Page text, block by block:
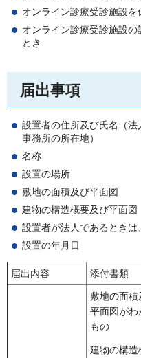
オンライン診療受診施設
オンライン診療受診施設
とき
届出事項
設置者の住所及び氏名（
事務所の所在地）
名称
設置の場所
敷地の面積及び平面図
建物の構造概要及び平面図
設置者が法人であるときは
設置の年月日
届出内容 添付書類
敷地の面積
平面図がわ
もの
建物の構造